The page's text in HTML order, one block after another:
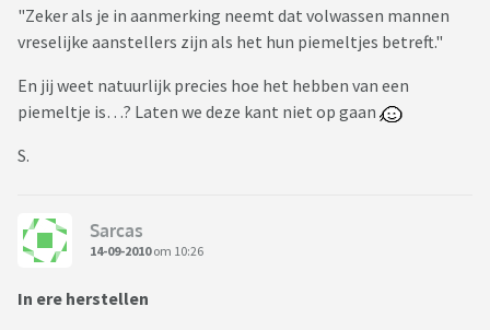
"Zeker als je in aanmerking neemt dat volwassen mannen
vreselijke aanstellers zijn als het hun piemeltjes betreft."
En jij weet natuurlijk precies hoe het hebben van een
piemeltje is…? Laten we deze kant niet op gaan
S.
Sarcas
14-09-2010om 10:26
In ere herstellen